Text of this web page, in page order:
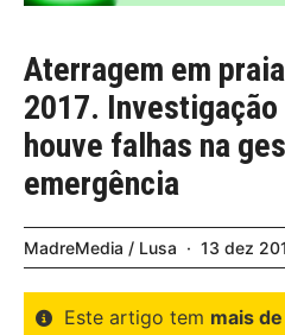
Aterragem em
2017.
houve falhas na
emergência
MadreMedia / Lusa 13 dez
Este artigo tem mais